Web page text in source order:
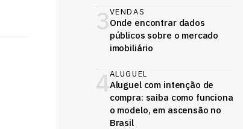
3VENDAS
Onde encontrar dados
públicos sobre o mercado
imobiliário
4ALUGUEL
Aluguel com intenção de
compra: saiba como funciona
o modelo, em ascensão no
Brasil